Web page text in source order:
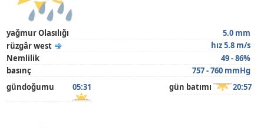
yağmur Olasılığı
5.0 mm
rüzgâr west
hız 5.8 m/s
Nemlilik
49 - 86%
basınç
757 - 760 mmHg
gündoğumu
05:31 gün batımı 20:57